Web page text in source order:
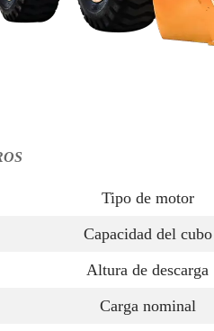
Tipo de motor
Capacidad del cubo
Altura de descarga
Carga nominal